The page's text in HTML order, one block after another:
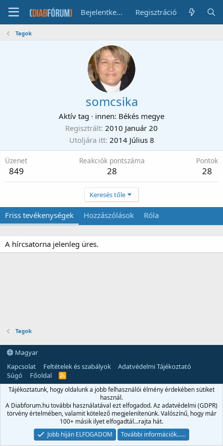
Bejelentkezés Regisztráció
Tagok
somcsika
Aktív tag · innen: Békés megye
Regisztrált 2010 Január 20
Utoljára itt 2014 Július 8
Üzenet
849
Reakciók pontszáma
28
Pontok
28
Keresés tőle
Friss tevékenységek Hozzászólások Róla
A hírcsatorna jelenleg üres.
Tagok
Magyar
Kapcsolat
Feltételek és szabályok
Adatvédelmi Tájékoztató
Súgó
Főoldal
R
S
Tájékoztatunk, hogy oldalunk a jobb felhasználói élmény érdekében sütiket
használ.
A Diabforum.hu további használatával ezt elfogadod. Az adatvédelmi (GDPR)
törvény értelmében, valamit kötelező megjelenítenünk. Valószínű, hogy már
100+ másik ilyet elfogadtál...rajta hát.
Jobb híján ELFOGADOM
További információk...…